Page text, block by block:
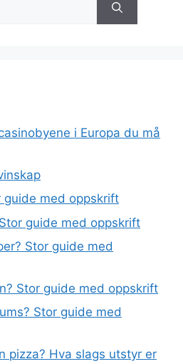
i Europa du må
guide med oppskrift
guide med oppskrift
Stor guide med
Stor guide med oppskrift
Stor guide med
pizza? Hva slags utstyr er